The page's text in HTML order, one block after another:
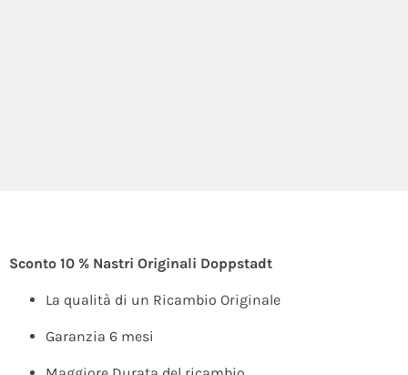
Sconto 10 % Nastri Originali Doppstadt
La qualità di un Ricambio Originale
Garanzia 6 mesi